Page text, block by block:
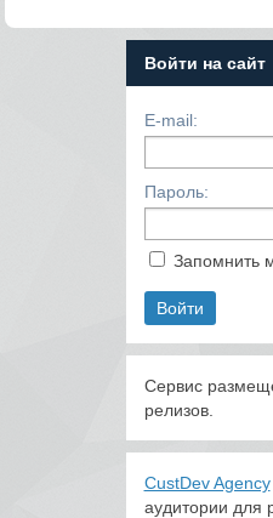
Войти на сайт
E-mail:
Пароль:
Запомнить
Сервис
релизов.
CustDev Agency
аудитории для